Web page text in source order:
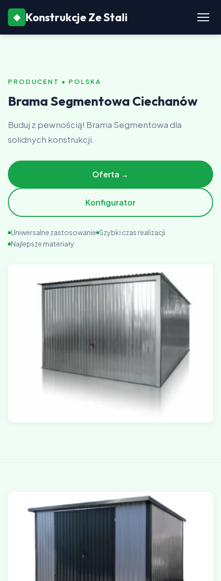
◆ Konstrukcje Ze Stali
PRODUCENT • POLSKA
Brama Segmentowa Ciechanów
Buduj z pewnością! Brama Segmentowa dla
solidnych konstrukcji.
Oferta →
Konfigurator
Uniwersalne zastosowanie Szybki czas realizacji
Najlepsze materiały